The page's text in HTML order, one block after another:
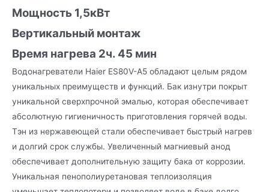
Мощность 1,5кВт
Вертикальный монтаж
Время нагрева 2ч. 45 мин
Водонагреватели Haier ES80V-A5 обладают целым рядом
уникальных преимуществ и функций. Бак изнутри покрыт
уникальной сверхпрочной эмалью, которая обеспечивает
абсолютную гигиеничность приготовления горячей воды.
Тэн из нержавеющей стали обеспечивает быстрый нагрев
и долгий срок службы. Увеличенный магниевый анод
обеспечивает дополнительную защиту бака от коррозии.
Уникальная пенополиуретановая теплоизоляция